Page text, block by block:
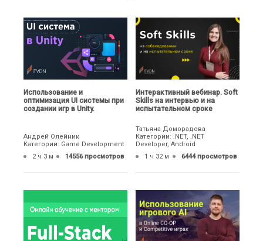
Использование и
оптимизация UI системы при
создании игр в Unity.
Андрей Олейник
Категории: Game Development
2 ч 3 м
14556 просмотров
Интерактивный вебинар. Soft
Skills на интервью и на
испытательном сроке
Татьяна Доморадова
Категории: .NET, .NET
Developer, Android
1 ч 32 м
6444 просмотров